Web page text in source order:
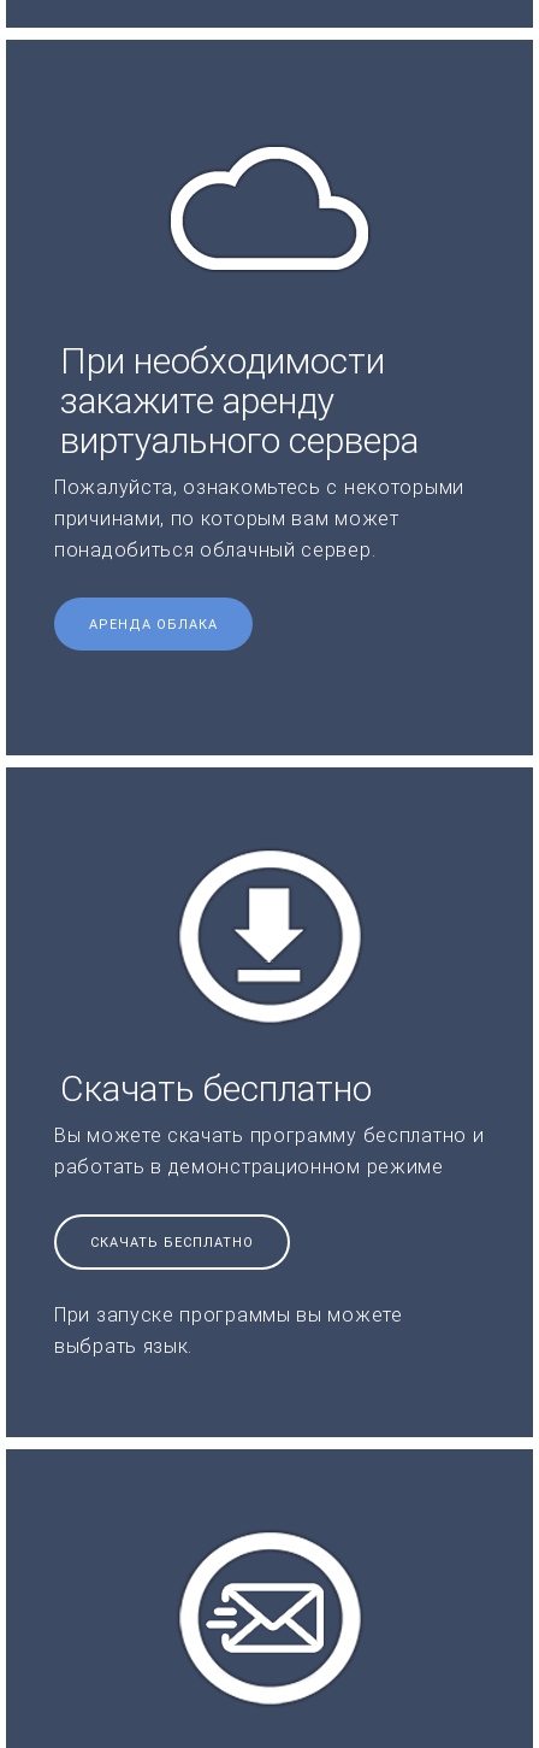
При необходимости
закажите аренду
виртуального сервера
Пожалуйста, ознакомьтесь с некоторыми
причинами, по которым вам может
понадобиться облачный сервер.
АРЕНДА ОБЛАКА
Скачать бесплатно
Вы можете скачать программу бесплатно и
работать в демонстрационном режиме
СКАЧАТЬ БЕСПЛАТНО
При запуске программы вы можете
выбрать язык.